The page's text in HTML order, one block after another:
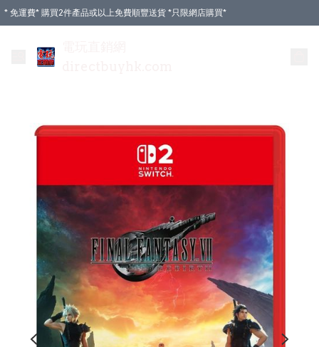
* 免運費* 購買2件產品或以上免費順豐送貨 *只限網店購買*